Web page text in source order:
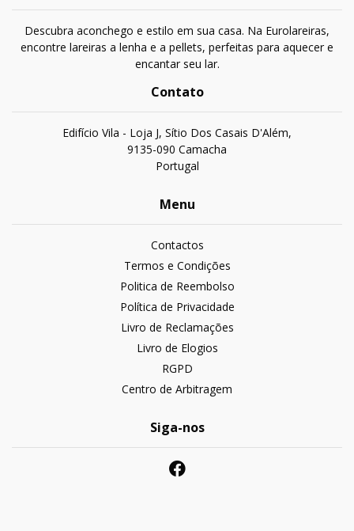
Descubra aconchego e estilo em sua casa. Na Eurolareiras,
encontre lareiras a lenha e a pellets, perfeitas para aquecer e
encantar seu lar.
Contato
Edifício Vila - Loja J, Sítio Dos Casais D'Além,
9135-090 Camacha
Portugal
Menu
Contactos
Termos e Condições
Politica de Reembolso
Política de Privacidade
Livro de Reclamações
Livro de Elogios
RGPD
Centro de Arbitragem
Siga-nos